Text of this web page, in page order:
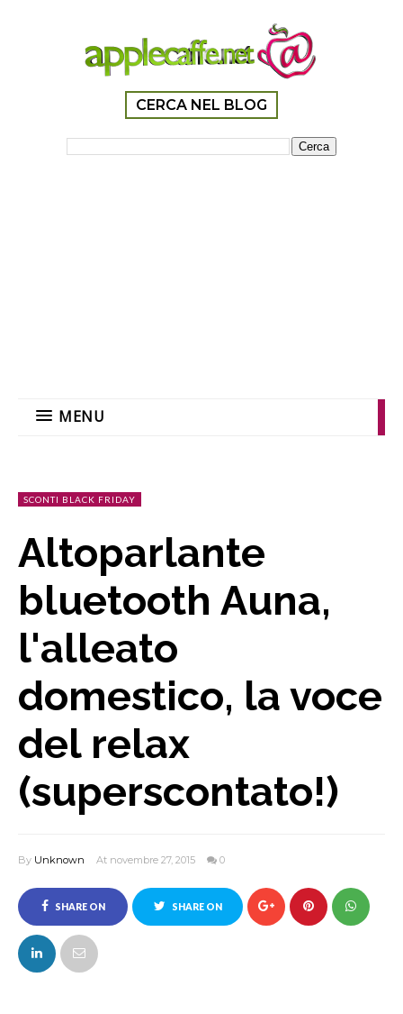
CERCA NEL BLOG
MENU
SCONTI BLACK FRIDAY
Altoparlante
bluetooth Auna,
l'alleato
domestico, la voce
del relax
(superscontato!)
By Unknown At novembre 27, 2015 0
SHARE ON
FACEBOOK
SHARE ON